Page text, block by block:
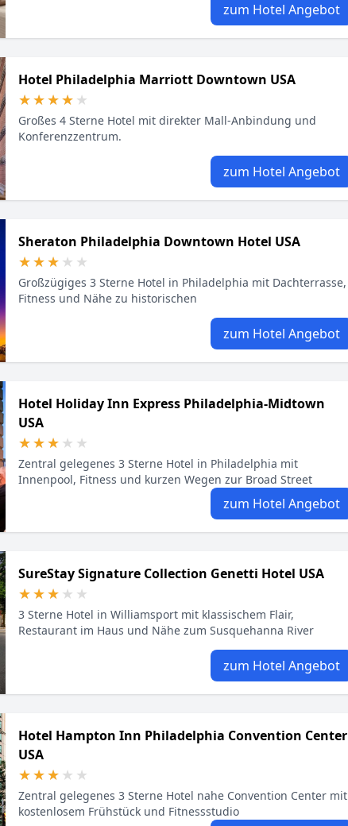
zum Hotel Angebot
Hotel Philadelphia Marriott Downtown USA
★★★★★
★★★★★
Großes 4 Sterne Hotel mit direkter Mall-Anbindung und
Konferenzzentrum.
zum Hotel Angebot
Sheraton Philadelphia Downtown Hotel USA
★★★★★
★★★★★
Großzügiges 3 Sterne Hotel in Philadelphia mit Dachterrasse,
Fitness und Nähe zu historischen
zum Hotel Angebot
Hotel Holiday Inn Express Philadelphia-Midtown
USA
★★★★★
★★★★★
Zentral gelegenes 3 Sterne Hotel in Philadelphia mit
Innenpool, Fitness und kurzen Wegen zur Broad Street
zum Hotel Angebot
SureStay Signature Collection Genetti Hotel USA
★★★★★
★★★★★
3 Sterne Hotel in Williamsport mit klassischem Flair,
Restaurant im Haus und Nähe zum Susquehanna River
zum Hotel Angebot
Hotel Hampton Inn Philadelphia Convention Center
USA
★★★★★
★★★★★
Zentral gelegenes 3 Sterne Hotel nahe Convention Center mit
kostenlosem Frühstück und Fitnessstudio